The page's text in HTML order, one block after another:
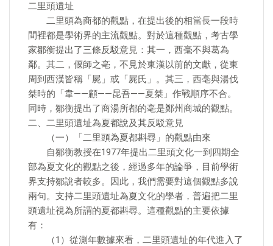
二里頭遺址
二里頭為商都的觀點，在提出後的相當長一段時
間裡都是學術界的主流觀點。對於這種觀點，考古學
家鄒衡提出了三條反駁意見：其一，西毫不與葛為
鄰。其二，偃師之亳，不見於東漢以前的文獻，從東
周到西漢皆稱「屍」或「屍氏」。其三，西亳與湯伐
桀時的「韋——顧——昆吾——夏桀」作戰順序不合。
同時，鄒衡提出了商湯所都的亳是鄭州商城的觀點。
二、二里頭遺址為夏都說及其反駁意見
（一）「二里頭為夏都斟尋」的觀點由來
自鄒衡教授在1977年提出二里頭文化一到四期全
部為夏文化的觀點之後，經過多年的論爭，目前學術
界支持鄒說者較多。因此，我們需要對這個觀點多說
兩句。支持二里頭遺址為夏文化的學者，普遍把二里
頭遺址視為所謂的夏都斟尋。這種觀點的主要依據
有：
（1）從測年數據來看，二里頭遺址的年代進入了